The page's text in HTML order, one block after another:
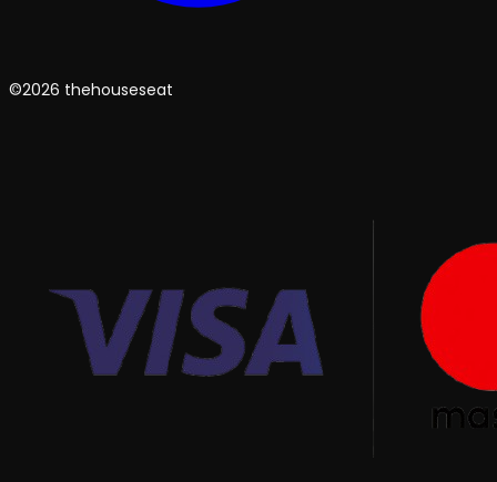
©2026 thehouseseat